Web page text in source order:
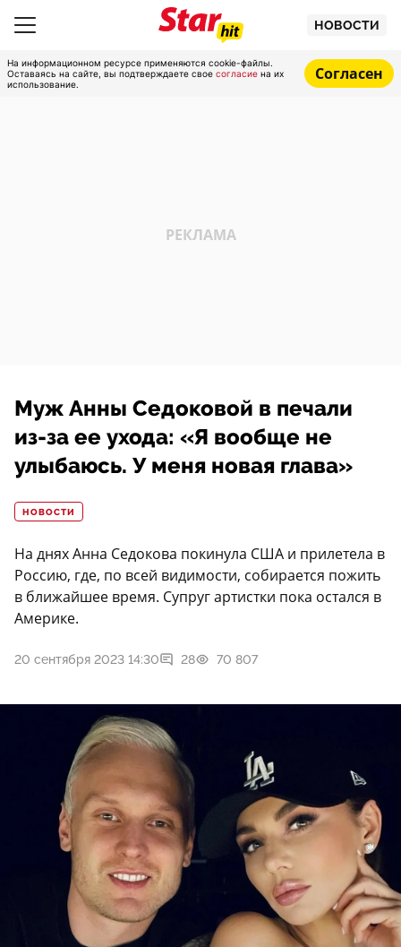
НОВОСТИ
На информационном ресурсе применяются cookie-файлы.
Оставаясь на сайте, вы подтверждаете свое согласие на их
использование.
Согласен
Муж Анны Седоковой в печали
из-за ее ухода: «Я вообще не
улыбаюсь. У меня новая глава»
НОВОСТИ
На днях Анна Седокова покинула США и прилетела в
Россию, где, по всей видимости, собирается пожить
в ближайшее время. Супруг артистки пока остался в
Америке.
20 сентября 2023 14:30 28 70 807